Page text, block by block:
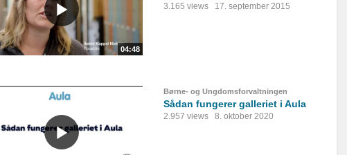
04:48
3.165 views 17. september 2015
Børne- og Ungdomsforvaltningen
Sådan fungerer galleriet i Aula
2.957 views 8. oktober 2020